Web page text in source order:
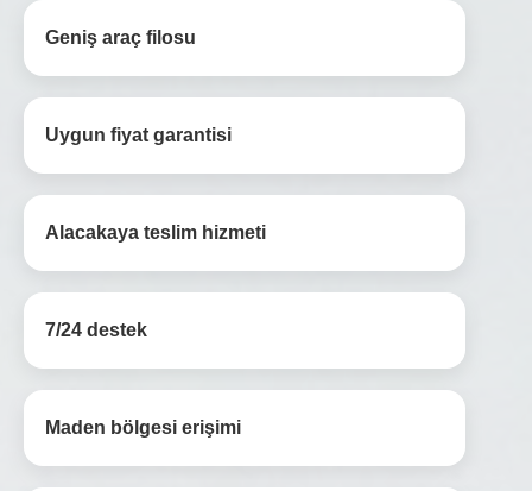
Geniş araç filosu
Uygun fiyat garantisi
Alacakaya teslim hizmeti
7/24 destek
Maden bölgesi erişimi